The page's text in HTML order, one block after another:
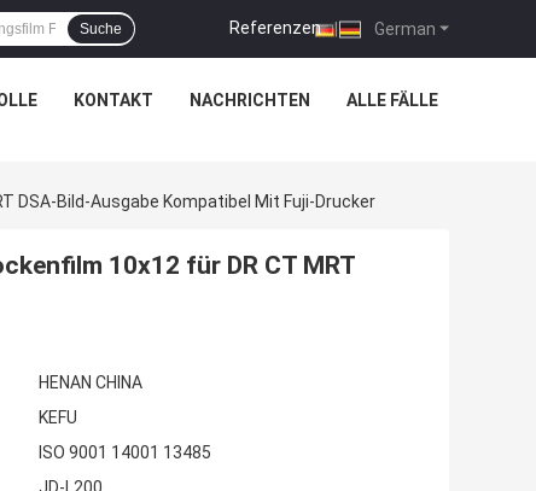
German
Referenzen |
Suche
KONTAKT NACHRICHTEN ALLE FÄLLE
DSA-Bild-Ausgabe Kompatibel Mit Fuji-Drucker
10x12 für DR CT MRT
HENAN CHINA
KEFU
ISO 9001 14001 13485